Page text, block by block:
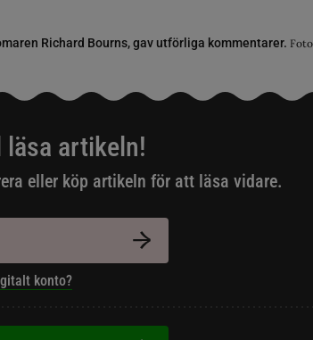
Richard Bourns, gav utförliga kommentarer.
artikeln!
eller köp artikeln för att läsa vidare.
konto?